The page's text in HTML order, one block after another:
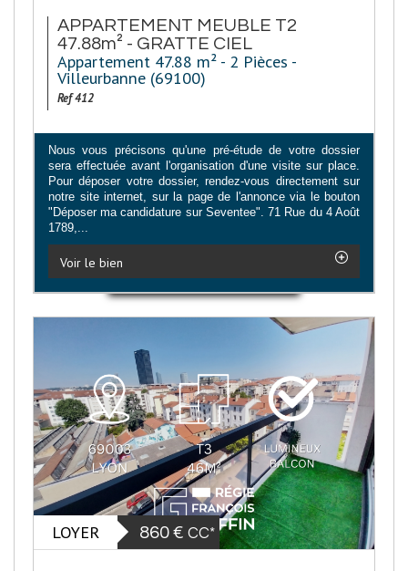
APPARTEMENT MEUBLE T2
47.88m² - GRATTE CIEL
Appartement 47.88 m² - 2 Pièces -
Villeurbanne (69100)
Ref 412
Nous vous précisons qu'une pré-étude de votre dossier
sera effectuée avant l'organisation d'une visite sur place.
Pour déposer votre dossier, rendez-vous directement sur
notre site internet, sur la page de l'annonce via le bouton
"Déposer ma candidature sur Seventee". 71 Rue du 4 Août
1789,...
Voir le bien
LOYER 860 € CC*